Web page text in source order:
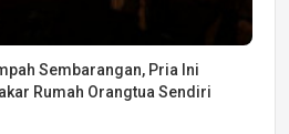
Sembarangan, Pria Ini
Rumah Orangtua Sendiri